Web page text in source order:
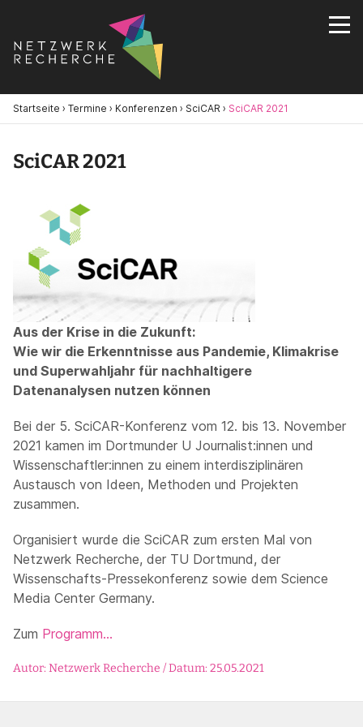
Startseite › Termine › Konferenzen › SciCAR › SciCAR 2021
SciCAR 2021
Aus der Krise in die Zukunft:
Wie wir die Erkenntnisse aus Pandemie, Klimakrise
und Superwahljahr für nachhaltigere
Datenanalysen nutzen können
Bei der 5. SciCAR-Konferenz vom 12. bis 13. November
2021 kamen im Dortmunder U Journalist:innen und
Wissenschaftler:innen zu einem interdisziplinären
Austausch von Ideen, Methoden und Projekten
zusammen.
Organisiert wurde die SciCAR zum ersten Mal von
Netzwerk Recherche, der TU Dortmund, der
Wissenschafts-Pressekonferenz sowie dem Science
Media Center Germany.
Zum Programm…
Autor: Netzwerk Recherche / Datum: 25.05.2021